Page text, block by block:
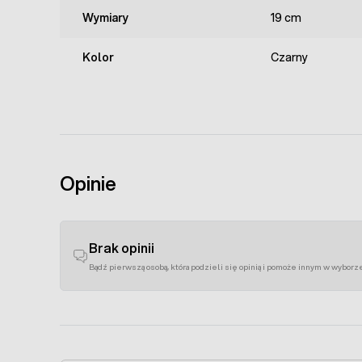
Wymiary 19 cm
Kolor Czarny
Opinie
Brak opinii
Bądź pierwszą osobą, która podzieli się opinią i pomoże innym w